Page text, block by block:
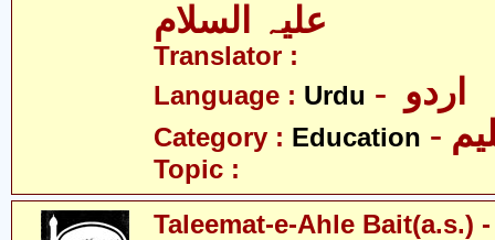
علیہ السلام
Translator :
Language : Urdu
Category : Education
Topic :
Taleemat-e-Ahle Bait(a.s.)